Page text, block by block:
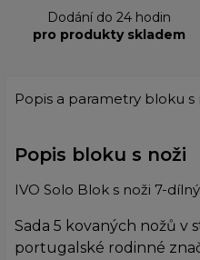
Dodání do 24 hodin
pro produkty skladem
Popis a parametry bloku s
Popis bloku s noži
IVO Solo Blok s noži 7-dílný
Sada 5 kovaných nožů v
portugalské rodinné